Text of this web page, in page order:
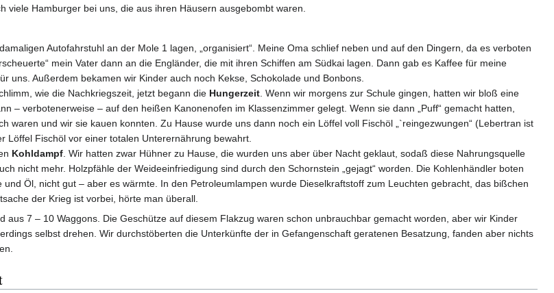
viele Hamburger bei uns, die aus ihren Häusern ausgebombt waren.
Autofahrstuhl an der Mole 1 lagen, „organisiert“. Meine Oma schlief neben und auf den Dingern, da es verboten
mein Vater dann an die Engländer, die mit ihren Schiffen am Südkai lagen. Dann gab es Kaffee für meine
uns. Außerdem bekamen wir Kinder auch noch Kekse, Schokolade und Bonbons.
wie die Nachkriegszeit, jetzt begann die Hungerzeit. Wenn wir morgens zur Schule gingen, hatten wir bloß eine
– verbotenerweise – auf den heißen Kanonenofen im Klassenzimmer gelegt. Wenn sie dann „Puff“ gemacht hatten,
waren und wir sie kauen konnten. Zu Hause wurde uns dann noch ein Löffel voll Fischöl „`reingezwungen“ (Lebertran ist
Löffel Fischöl vor einer totalen Unterernährung bewahrt.
Kohldampf. Wir hatten zwar Hühner zu Hause, die wurden uns aber über Nacht geklaut, sodaß diese Nahrungsquelle
nicht mehr. Holzpfähle der Weideeinfriedigung sind durch den Schornstein „gejagt“ worden. Die Kohlenhändler boten
und Öl, nicht gut – aber es wärmte. In den Petroleumlampen wurde Dieselkraftstoff zum Leuchten gebracht, das bißchen
der Krieg ist vorbei, hörte man überall.
aus 7 – 10 Waggons. Die Geschütze auf diesem Flakzug waren schon unbrauchbar gemacht worden, aber wir Kinder
selbst drehen. Wir durchstöberten die Unterkünfte der in Gefangenschaft geratenen Besatzung, fanden aber nichts